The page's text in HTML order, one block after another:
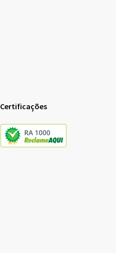
Certificações